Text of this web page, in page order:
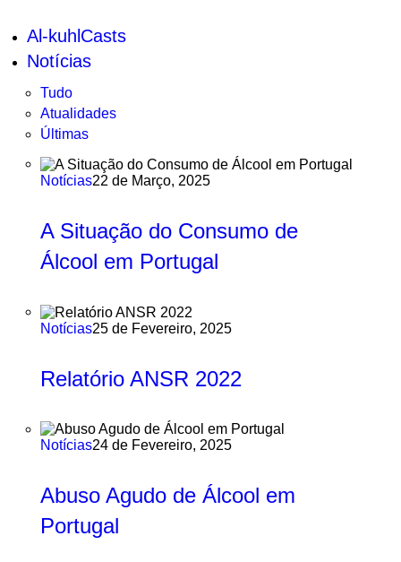
Al-kuhlCasts
Notícias
Tudo
Atualidades
Últimas
Notícias22 de Março, 2025
A Situação do Consumo de
Álcool em Portugal
Notícias25 de Fevereiro, 2025
Relatório ANSR 2022
Notícias24 de Fevereiro, 2025
Abuso Agudo de Álcool em
Portugal